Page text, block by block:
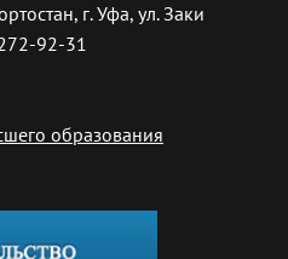
г. Уфа, ул. Заки
92-31
образования